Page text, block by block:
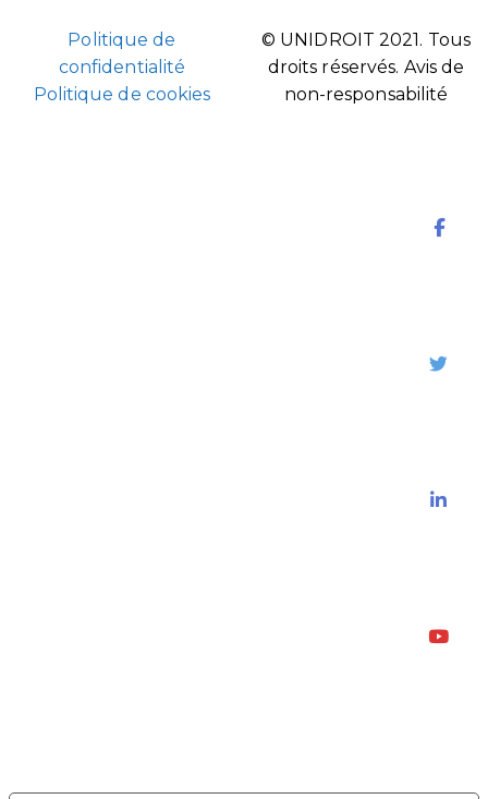
Politique de
confidentialité
Politique de cookies
© UNIDROIT 2021. Tous
droits réservés. Avis de
non-responsabilité